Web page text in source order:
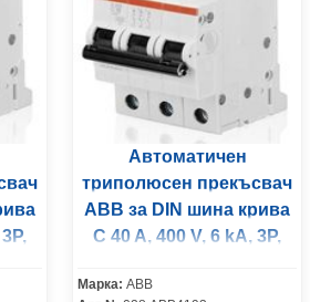
Автоматичен
триполюсен прекъсвач
ABB за DIN шина крива
C 40 A, 400 V, 6 kA, 3P,
Марка: ABB